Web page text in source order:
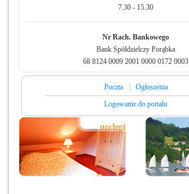
7.30 - 15.30
Nr Rach. Bankowego
Bank Spółdzielczy Porąbka
68 8124 0009 2001 0000 0172 0003
Poczta
Ogłoszenia
Logowanie do portalu
noclegi